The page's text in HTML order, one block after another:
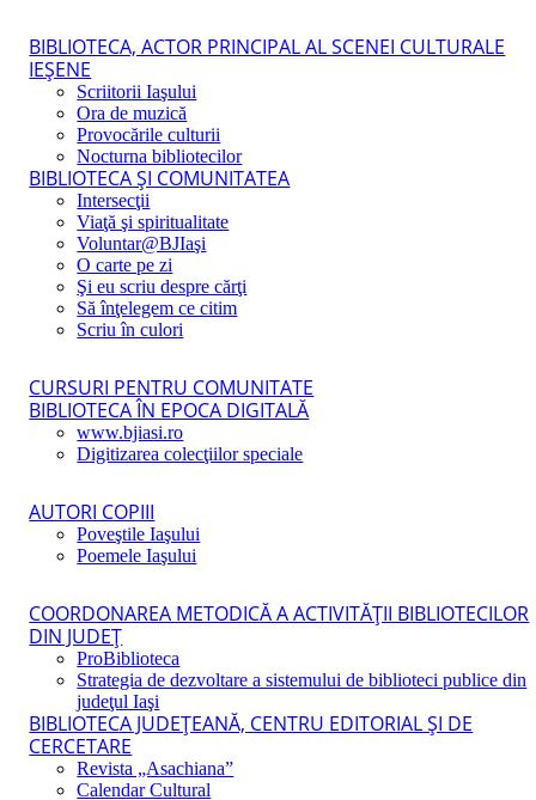
BIBLIOTECA, ACTOR PRINCIPAL AL SCENEI CULTURALE
IEŞENE
Scriitorii Iaşului
Ora de muzică
Provocările culturii
Nocturna bibliotecilor
BIBLIOTECA ŞI COMUNITATEA
Intersecţii
Viaţă şi spiritualitate
Voluntar@BJIaşi
O carte pe zi
Şi eu scriu despre cărţi
Să înţelegem ce citim
Scriu în culori
CURSURI PENTRU COMUNITATE
BIBLIOTECA ÎN EPOCA DIGITALĂ
www.bjiasi.ro
Digitizarea colecţiilor speciale
AUTORI COPIII
Poveştile Iaşului
Poemele Iaşului
COORDONAREA METODICĂ A ACTIVITĂŢII BIBLIOTECILOR
DIN JUDEŢ
ProBiblioteca
Strategia de dezvoltare a sistemului de biblioteci publice din
judeţul Iaşi
BIBLIOTECA JUDEŢEANĂ, CENTRU EDITORIAL ŞI DE
CERCETARE
Revista „Asachiana”
Calendar Cultural